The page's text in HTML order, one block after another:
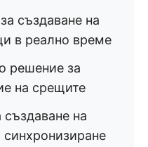
създаване на
в реално време
решение за
на срещите
на